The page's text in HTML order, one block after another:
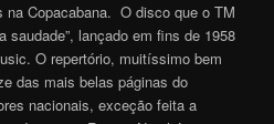
Copacabana. O disco que o TM
saudade”, lançado em fins de 1958
O repertório, muitíssimo bem
das mais belas páginas do
nacionais, exceção feita a